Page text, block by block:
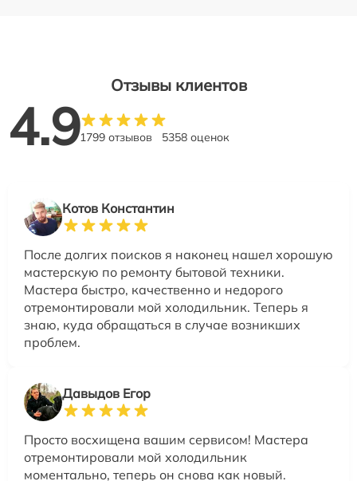
Отзывы клиентов
4.91799 отзывов 5358 оценок
Котов Константин
После долгих поисков я наконец нашел хорошую
мастерскую по ремонту бытовой техники.
Мастера быстро, качественно и недорого
отремонтировали мой холодильник. Теперь я
знаю, куда обращаться в случае возникших
проблем.
Давыдов Егор
Просто восхищена вашим сервисом! Мастера
отремонтировали мой холодильник
моментально, теперь он снова как новый.